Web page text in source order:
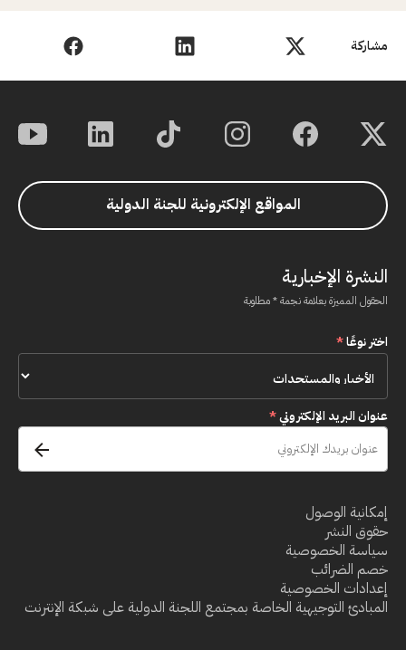
مشاركة
المواقع الإلكترونية للجنة الدولية
النشرة الإخبارية
الحقول المميزة بعلامة نجمة * مطلوبة
اختر نوعًا*
عنوان البريد الإلكتروني*
إمكانية الوصول
حقوق النشر
سياسة الخصوصية
خصم الضرائب
إعدادات الخصوصية
المبادئ التوجيهية الخاصة بمجتمع اللجنة الدولية على شبكة الإنترنت